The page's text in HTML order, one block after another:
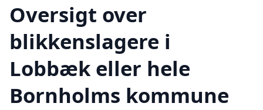
Oversigt over
blikkenslagere i
Lobbæk eller hele
Bornholms kommune